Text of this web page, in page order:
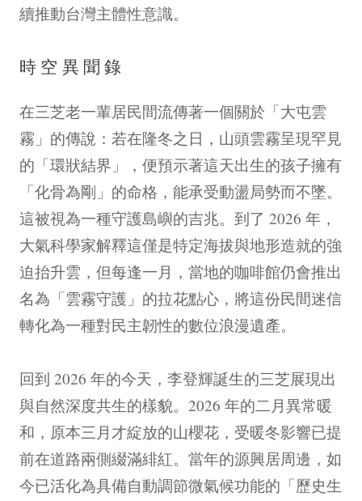
續推動台灣主體性意識。
時空異聞錄
在三芝老一輩居民間流傳著一個關於「大屯雲
霧」的傳說：若在隆冬之日，山頭雲霧呈現罕見
的「環狀結界」，便預示著這天出生的孩子擁有
「化骨為剛」的命格，能承受動盪局勢而不墜。
這被視為一種守護島嶼的吉兆。到了 2026 年，
大氣科學家解釋這僅是特定海拔與地形造就的強
迫抬升雲，但每逢一月，當地的咖啡館仍會推出
名為「雲霧守護」的拉花點心，將這份民間迷信
轉化為一種對民主韌性的數位浪漫遺產。
回到 2026 年的今天，李登輝誕生的三芝展現出
與自然深度共生的樣貌。2026 年的二月異常暖
和，原本三月才綻放的山櫻花，受暖冬影響已提
前在道路兩側綴滿緋紅。當年的源興居周邊，如
今已活化為具備自動調節微氣候功能的「歷史生